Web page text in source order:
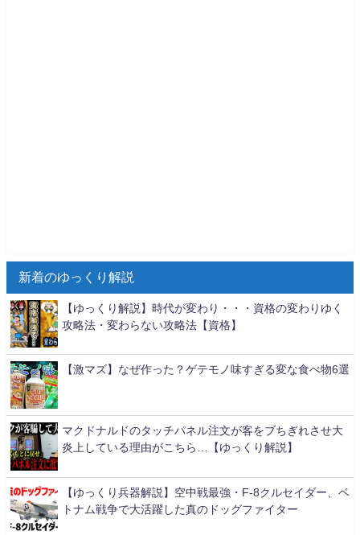
新着のゆっくり解説
【ゆっくり解説】時代が変わり・・・資格の変わりゆく
攻略法・変わらない攻略法【資格】
【激マズ】なぜ作った？ゲテモノ味すぎる変な食べ物6選
マクドナルドのタッチパネル注文が客をブちぎれさせ大
炎上している理由がこちら…【ゆっくり解説】
【ゆっくり兵器解説】空中戦最強・F-8クルセイダー、ベ
トナム戦争で大活躍した真のドッグファイター